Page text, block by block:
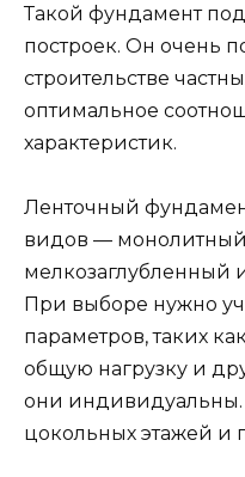
Такой фундамент
построек. Он очень
строительстве
оптимальное
характеристик.
Ленточный
видов —
мелкозаглубленный
При выборе нужно
параметров, таких
общую нагрузку и
они индивидуальны.
цокольных этажей и